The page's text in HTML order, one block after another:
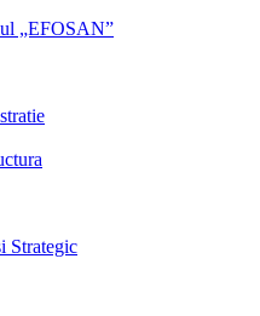
„EFOSAN”
Strategic